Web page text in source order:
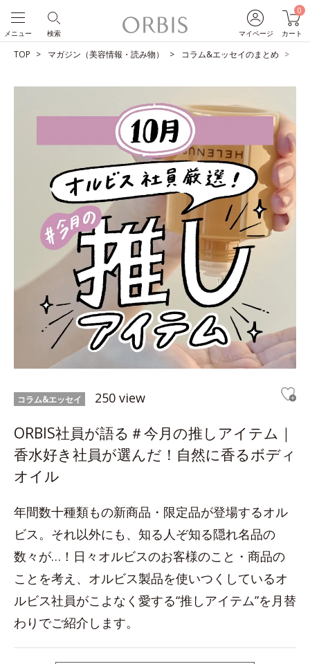
マイページ
0
カート
検索
メニュー
TOP マガジン（美容情報・読み物） コラム&エッセイのまとめ
コラム&エッセイ 250 view
ORBIS社員が語る＃今月の推しアイテム｜
香水好き社員が選んだ！自然に香るボディ
オイル
年間数十種類もの新商品・限定品が登場するオル
ビス。それ以外にも、知る人ぞ知る隠れ名品の
数々が…！日々オルビスのお客様のこと・商品の
ことを考え、オルビス製品を使いつくしているオ
ルビス社員がこよなく愛する“推しアイテム”を月替
わりでご紹介します。